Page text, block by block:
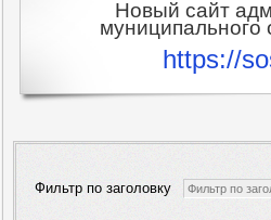
Новый сайт
муниципального
https://
Фильтр по заголовку